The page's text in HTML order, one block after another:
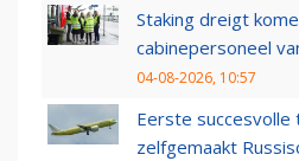
Staking dreigt
cabinepersoneel
04-08-2026, 10:57
Eerste
zelfgemaakt